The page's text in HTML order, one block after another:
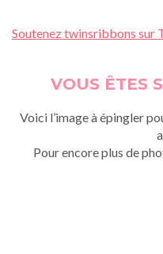
Soutenez twinsribbons sur
VOUS ÊTES
Voici l’image à épingler
Pour encore plus de